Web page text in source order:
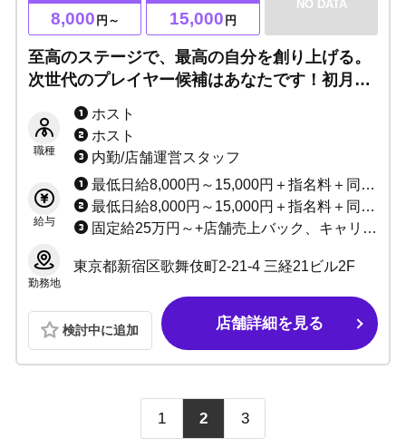
8,000 円～ 15,000 円
NO DATA
至高のステージで、最高の自分を創り上げる。
次世代のプレイヤー候補はあなたです！初月の
寮費・名刺代・撮影代はすべて無料◎経験・未
経験どちらも特典多数！高額バック・各種手当
も充実！
職種
ホスト
ホスト
内勤/店舗運営スタッフ
給与
最低日給8,000円～15,000円＋指名料＋同伴料＋売上バック＋その他手当多数
最低日給8,000円～15,000円＋指名料＋同伴料＋売上バック＋賞金多数
固定給25万円～+店舗売上バック、キャリア給、技能給
勤務地
東京都新宿区歌舞伎町2-21-4 三経21ビル2F
検討中に追加 店舗詳細を見る
1 2 3